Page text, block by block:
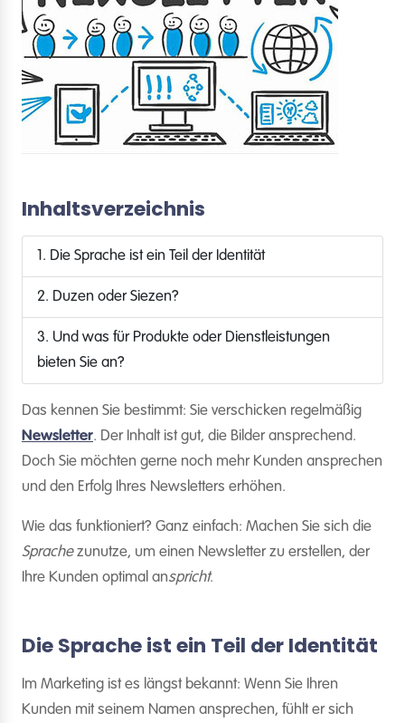
Inhaltsverzeichnis
1. Die Sprache ist ein Teil der Identität
2. Duzen oder Siezen?
3. Und was für Produkte oder Dienstleistungen
bieten Sie an?
Das kennen Sie bestimmt: Sie verschicken regelmäßig
Newsletter. Der Inhalt ist gut, die Bilder ansprechend.
Doch Sie möchten gerne noch mehr Kunden ansprechen
und den Erfolg Ihres Newsletters erhöhen.
Wie das funktioniert? Ganz einfach: Machen Sie sich die
Sprachezunutze, um einen Newsletter zu erstellen, der
Ihre Kunden optimal anspricht.
Die Sprache ist ein Teil der Identität
Im Marketing ist es längst bekannt: Wenn Sie Ihren
Kunden mit seinem Namen ansprechen, fühlt er sich